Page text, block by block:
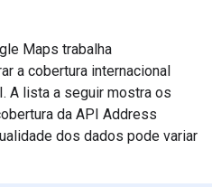
Maps trabalha
a cobertura internacional
A lista a seguir mostra os
da API Address
dos dados pode variar